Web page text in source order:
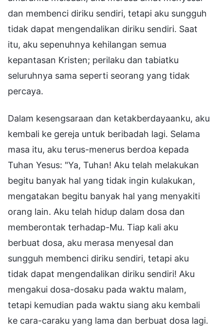
dan membenci diriku sendiri, tetapi aku sungguh
tidak dapat mengendalikan diriku sendiri. Saat
itu, aku sepenuhnya kehilangan semua
kepantasan Kristen; perilaku dan tabiatku
seluruhnya sama seperti seorang yang tidak
percaya.
Dalam kesengsaraan dan ketakberdayaanku, aku
kembali ke gereja untuk beribadah lagi. Selama
masa itu, aku terus-menerus berdoa kepada
Tuhan Yesus: "Ya, Tuhan! Aku telah melakukan
begitu banyak hal yang tidak ingin kulakukan,
mengatakan begitu banyak hal yang menyakiti
orang lain. Aku telah hidup dalam dosa dan
memberontak terhadap-Mu. Tiap kali aku
berbuat dosa, aku merasa menyesal dan
sungguh membenci diriku sendiri, tetapi aku
tidak dapat mengendalikan diriku sendiri! Aku
mengakui dosa-dosaku pada waktu malam,
tetapi kemudian pada waktu siang aku kembali
ke cara-caraku yang lama dan berbuat dosa lagi.